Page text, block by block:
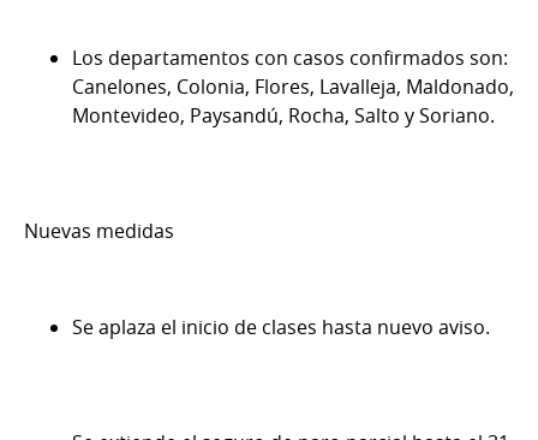
Los departamentos con casos confirmados son:
Canelones, Colonia, Flores, Lavalleja, Maldonado,
Montevideo, Paysandú, Rocha, Salto y Soriano.
Nuevas medidas
Se aplaza el inicio de clases hasta nuevo aviso.